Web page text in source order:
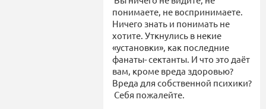
понимаете, не воспринимаете.
Ничего знать и понимать не
хотите. Уткнулись в некие
«установки», как последние
фанаты- сектанты. И что это даёт
вам, кроме вреда здоровью?
Вреда для собственной психики?
Себя пожалейте.